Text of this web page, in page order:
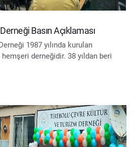
Basın Açıklaması
1987 yılında kurulan
derneğidir. 38 yıldan beri